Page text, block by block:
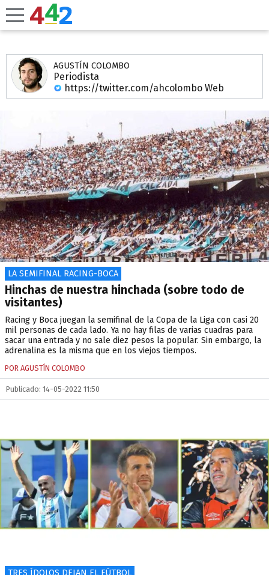
AGUSTÍN COLOMBO
Periodista
https://twitter.com/ahcolombo Web
LA SEMIFINAL RACING-BOCA
Hinchas de nuestra hinchada (sobre todo de
visitantes)
Racing y Boca juegan la semifinal de la Copa de la Liga con casi 20
mil personas de cada lado. Ya no hay filas de varias cuadras para
sacar una entrada y no sale diez pesos la popular. Sin embargo, la
adrenalina es la misma que en los viejos tiempos.
POR AGUSTÍN COLOMBO
Publicado: 14-05-2022 11:50
TRES ÍDOLOS DEJAN EL FÚTBOL